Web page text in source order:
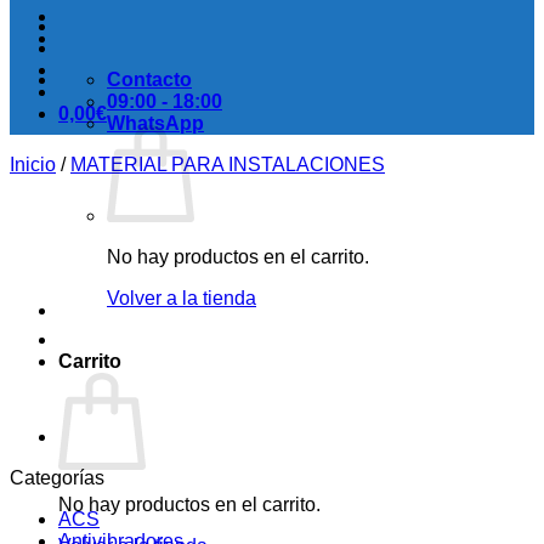
0,00€
No hay productos en el carrito.
Volver a la tienda
Carrito
No hay productos en el carrito.
Contacto
09:00 - 18:00
WhatsApp
Inicio / MATERIAL PARA INSTALACIONES
Categorías
ACS